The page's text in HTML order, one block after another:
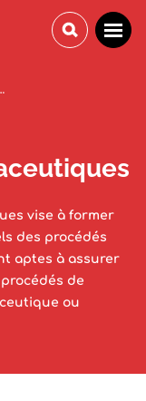
vise à former
des procédés
aptes à assurer
de
ou